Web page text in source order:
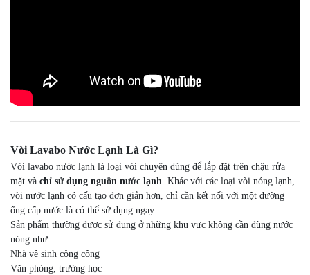
Vòi Lavabo Nước Lạnh Là Gì?
Vòi lavabo nước lạnh là loại vòi chuyên dùng để lắp đặt trên chậu rửa
mặt và chỉ sử dụng nguồn nước lạnh. Khác với các loại vòi nóng lạnh,
vòi nước lạnh có cấu tạo đơn giản hơn, chỉ cần kết nối với một đường
ống cấp nước là có thể sử dụng ngay.
Sản phẩm thường được sử dụng ở những khu vực không cần dùng nước
nóng như:
Nhà vệ sinh công cộng
Văn phòng, trường học